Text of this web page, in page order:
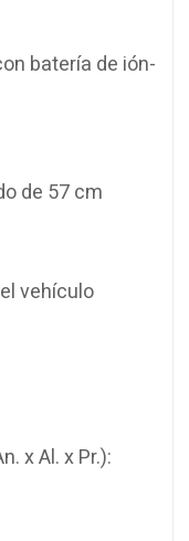
batería de ión-
de 57 cm
vehículo
x Al. x Pr.):